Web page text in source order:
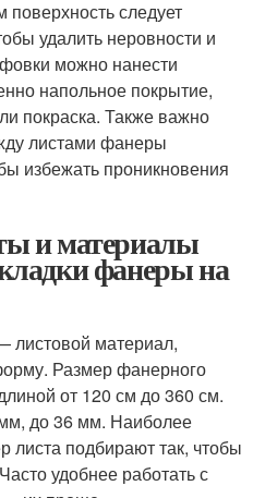
поверхность следует
удалить неровности и
можно нанести
напольное покрытие,
покраска. Также важно
листами фанеры
избежать проникновения
и материалы
фанеры на
листовой материал,
Размер фанерного
от 120 см до 360 см.
до 36 мм. Наиболее
подбирают так, чтобы
удобнее работать с